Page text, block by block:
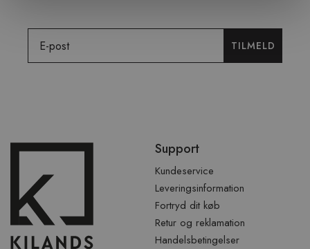
TILMELD
over
Support
Kundeservice
Leveringsinformation
Fortryd dit køb
Retur og reklamation
Handelsbetingelser